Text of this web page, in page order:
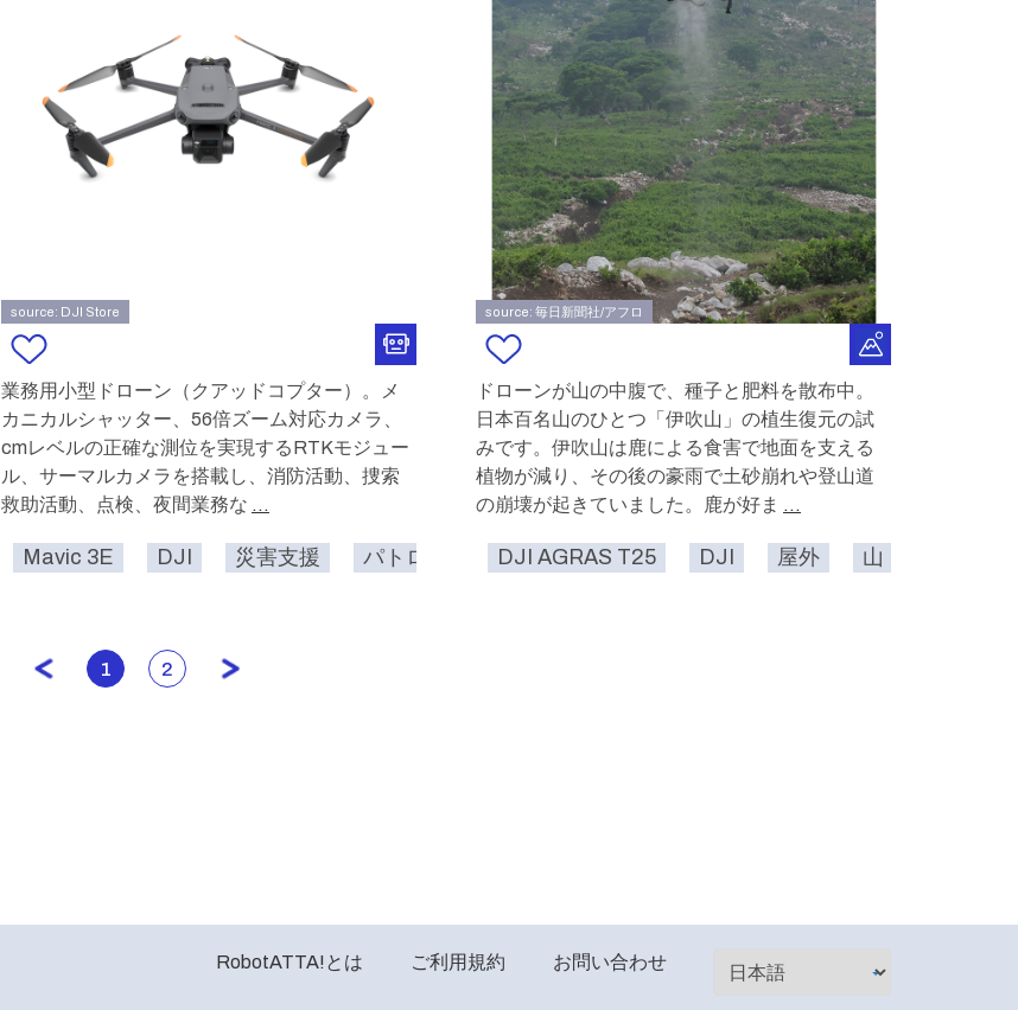
source: DJI Store
業務用小型ドローン（クアッドコプター）。メ
カニカルシャッター、56倍ズーム対応カメラ、
cmレベルの正確な測位を実現するRTKモジュー
ル、サーマルカメラを搭載し、消防活動、捜索
救助活動、点検、夜間業務な ...
Mavic 3E DJI 災害支援 パトロール みまもる ドローン
source: 毎日新聞社/アフロ
ドローンが山の中腹で、種子と肥料を散布中。
日本百名山のひとつ「伊吹山」の植生復元の試
みです。伊吹山は鹿による食害で地面を支える
植物が減り、その後の豪雨で土砂崩れや登山道
の崩壊が起きていました。鹿が好ま ...
DJI AGRAS T25 DJI 屋外 山
1 2
RobotATTA!とは ご利用規約 お問い合わせ